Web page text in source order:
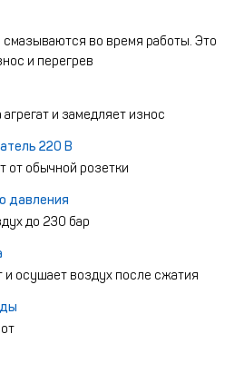
во время работы. Это
и перегрев
и замедляет износ
220 В
от обычной розетки
давления
до 230 бар
и осушает воздух после сжатия